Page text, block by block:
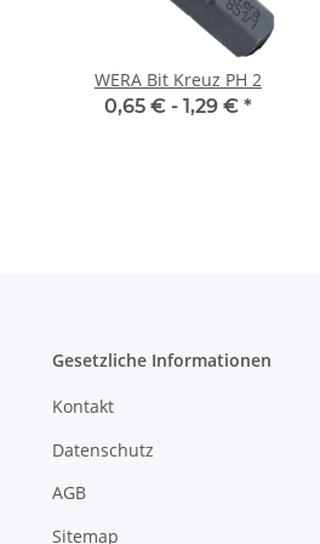
WERA Bit Kreuz PH 2
0,65 € - 1,29 € *
Gesetzliche Informationen
Kontakt
Datenschutz
AGB
Sitemap